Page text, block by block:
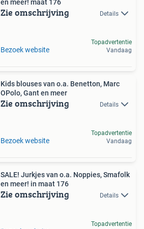
en meer! maat 176
Zie omschrijving Details
Bezoek website
Topadvertentie
Vandaag
Kids blouses van o.a. Benetton, Marc
OPolo, Gant en meer
Zie omschrijving Details
Bezoek website
Topadvertentie
Vandaag
SALE! Jurkjes van o.a. Noppies, Smafolk
en meer! in maat 176
Zie omschrijving Details
Topadvertentie